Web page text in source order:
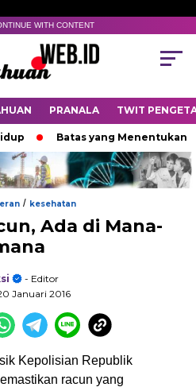
WITH CONTENT
PRANALA TWIT
Batas yang Menentukan
/ kesehatan
Ada di Mana-
- Editor
Januari 2016
Kepolisian Republik
racun yang